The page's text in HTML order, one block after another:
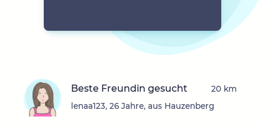
Beste Freundin gesucht
lenaa123, 26 Jahre, aus Hauzenberg
20 km